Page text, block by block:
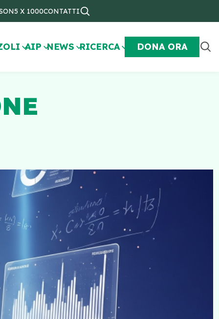
5 X 1000CONTATTI
AIP NEWS RICERCA DONA ORA